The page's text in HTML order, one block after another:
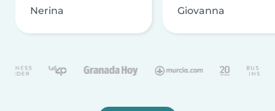
Nerina Giovanna